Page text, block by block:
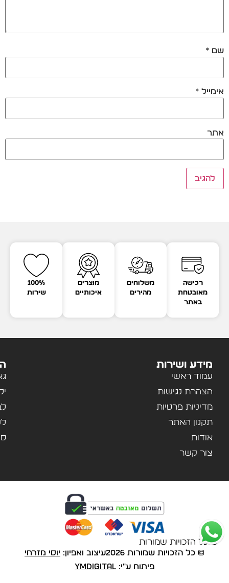
שם *
אימייל *
אתר
רכישה
מאובטחת
באתר
משלוחים
מהירים
מוצרים
איכותיים
100%
שירות
מידע ושירות
עמוד ראשי
הצהרת נגישות
מדיניות פרטיות
תקנון האתר
אודות
צור קשר
© כל הזכויות שמורות
© כל הזכויות שמורות 2026 עיצוב ואפיון: יוסי מזרחי
פיתוח ע"י: YMDigital